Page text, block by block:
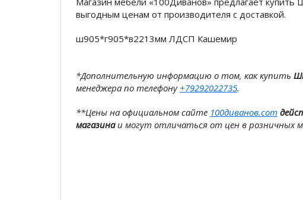
выгодным ценам от производителя с доставкой.
ш905*г905*в2213мм ЛДСП Кашемир
*Дополнительную информацию о том, как купить
менеджера по телефону +79292022735.
**Цены на официальном сайте 100диванов.com
магазинаи могут отличаться от цен в розничных